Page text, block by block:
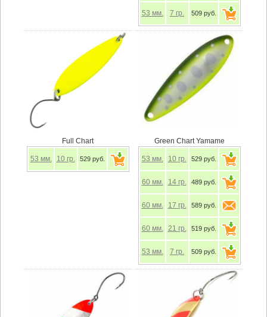
53 мм. 7 гр. 509 руб.
Full Chart
53 мм. 10 гр. 529 руб.
Green Chart Yamame
53 мм. 10 гр. 529 руб.
60 мм. 14 гр. 489 руб.
60 мм. 17 гр. 589 руб.
60 мм. 21 гр. 519 руб.
53 мм. 7 гр. 509 руб.